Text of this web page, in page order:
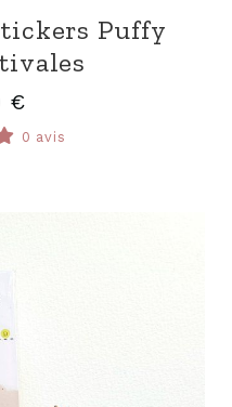
Puffy
€
0 avis